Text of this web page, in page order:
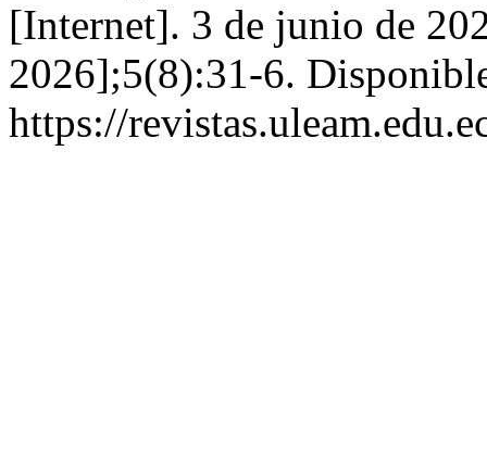
[Internet]. 3 de junio de
2026];5(8):31-6.
https://